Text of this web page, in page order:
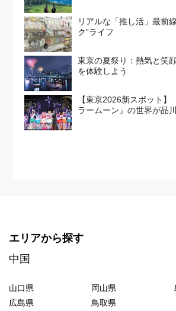
リアルな「推し活」最前
ク”ライフ
東京の夏祭り：熱気と笑
を体験しよう
【東京2026新スポット】
ラームーン』の世界が品
エリアから探す
中国
山口県 岡山県
広島県
鳥取県